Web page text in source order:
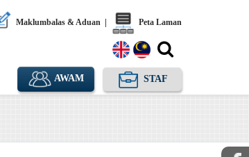
Maklumbalas & Aduan Peta Laman
AWAM STAF